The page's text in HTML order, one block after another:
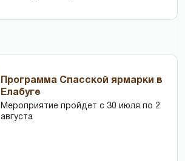
Программа Спасской ярмарки в
Елабуге
Мероприятие пройдет с 30 июля по 2
августа